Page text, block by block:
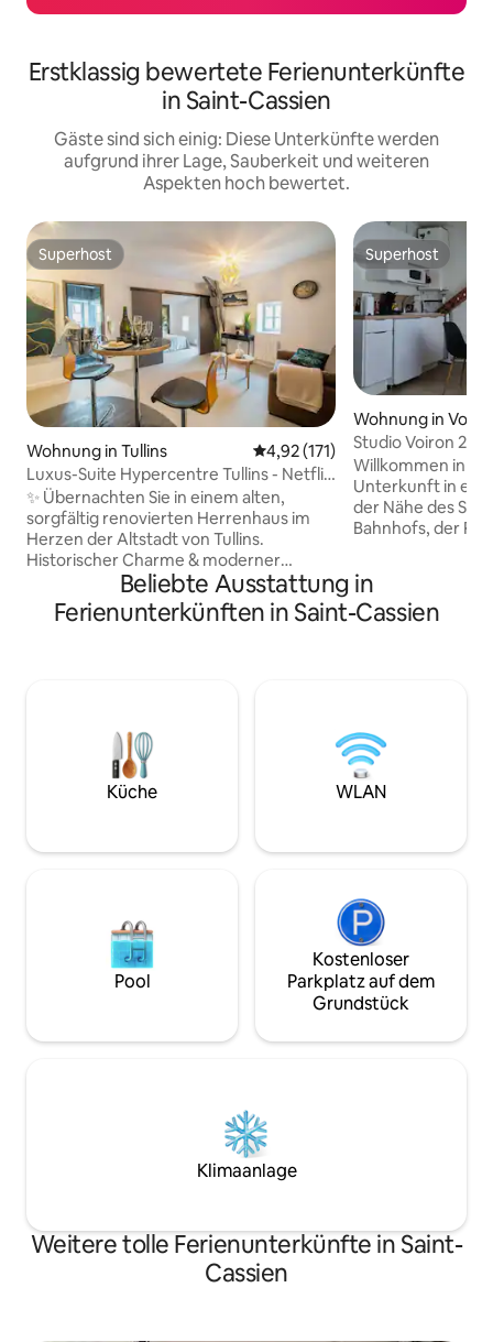
Erstklassig bewertete Ferienunterkünfte
in Saint-Cassien
Gäste sind sich einig: Diese Unterkünfte werden
aufgrund ihrer Lage, Sauberkeit und weiteren
Aspekten hoch bewertet.
Superhost
Superhost
Wohnung in Tullins Durchschnittliche Bewertung:
4,92 (171)
Luxus-Suite Hypercentre Tullins - Netflix
& Parkplatz
✨ Übernachten Sie in einem alten,
sorgfältig renovierten Herrenhaus im
Herzen der Altstadt von Tullins.
Historischer Charme & moderner
schnelles WLAN, Netflix & Disney+,
ausgestattete Küche, kostenloses
Wochenende, einen
Geschäftsaufenthalt oder einen Slow-
Life-Zwischenstopp. 23 Minuten von
Grenoble – 6 Minuten vom Bahnhof
zu Hause 🖤
Superhost
Superhost
Wohnung in
Studio Voiron
entfernt
Willkommen in
Unterkunft in
der Nähe des
Bahnhofs, der
vierten Stock
einen schönen
können alles zu
Essbereich
über ein eigenes
Waschsalon
Ecke.
Beliebte Ausstattung in
Ferienunterkünften in Saint-Cassien
Küche WLAN
Pool
Kostenloser
Parkplatz auf dem
Grundstück
Klimaanlage
Weitere tolle Ferienunterkünfte in Saint-
Cassien